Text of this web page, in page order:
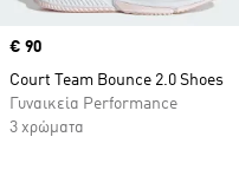
Price
€ 90
Court Team Bounce 2.0 Shoes
Γυναικεία Performance
3 χρώματα